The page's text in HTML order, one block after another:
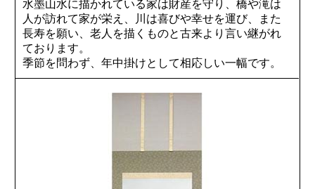
水墨山水に描かれている家は財産を守り、橋や滝は
人が訪れて家が栄え、川は喜びや幸せを運び、また
長寿を願い、老人を描くものと古来より言い継がれ
ております。
季節を問わず、年中掛けとして相応しい一幅です。